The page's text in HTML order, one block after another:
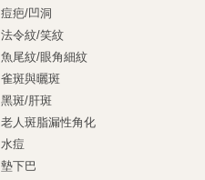
痘疤/凹洞
法令紋/笑紋
魚尾紋/眼角細紋
雀斑與曬斑
黑斑/肝斑
老人斑脂漏性角化
水痘
墊下巴